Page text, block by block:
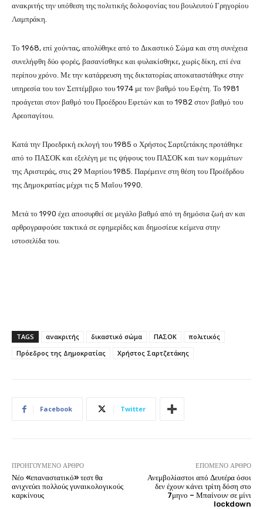
ανακριτής την υπόθεση της πολιτικής δολοφονίας του βουλευτού Γρηγορίου
Λαμπράκη.
Το 1968, επί χούντας, απολύθηκε από το Δικαστικό Σώμα και στη συνέχεια
συνελήφθη δύο φορές, βασανίσθηκε και φυλακίσθηκε, χωρίς δίκη, επί ένα
περίπου χρόνο. Με την κατάρρευση της δικτατορίας αποκαταστάθηκε στην
υπηρεσία του τον Σεπτέμβριο του 1974 με τον βαθμό του Εφέτη. Το 1981
προάγεται στον βαθμό του Προέδρου Εφετών και το 1982 στον βαθμό του
Αρεοπαγίτου.
Κατά την Προεδρική εκλογή του 1985 ο Χρήστος Σαρτζετάκης προτάθηκε
από το ΠΑΣΟΚ και εξελέγη με τις ψήφους του ΠΑΣΟΚ και των κομμάτων
της Αριστεράς, στις 29 Μαρτίου 1985. Παρέμεινε στη θέση του Προέδρδου
της Δημοκρατίας μέχρι τις 5 Μαΐου 1990.
Μετά το 1990 έχει αποσυρθεί σε μεγάλο βαθμό από τη δημόσια ζωή αν και
αρθρογραφούσε τακτικά σε εφημερίδες και δημοσίευε κείμενα στην
ιστοσελίδα του.
TAGS ανακριτής δικαστικό σώμα ΠΑΣΟΚ
πολιτικός
Πρόεδρος της Δημοκρατίας
Χρήστος Σαρτζετάκης
Facebook Twitter
ΠΡΟΗΓΟΎΜΕΝΟ ΆΡΘΡΟ
Νέο «επαναστατικό» τεστ θα
ανιχνεύει πολλούς γυναικολογικούς
καρκίνους
ΕΠΌΜΕΝΟ ΆΡΘΡΟ
Ανεμβολίαστοι από Δευτέρα όσοι
δεν έχουν κάνει τρίτη δόση στο
7μηνο – Μπαίνουν σε μίνι
lockdown